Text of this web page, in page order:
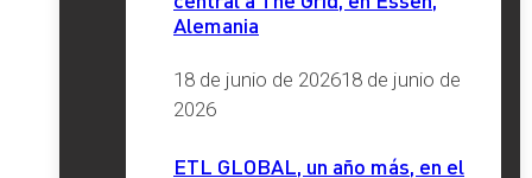
Alemania
18 de junio de 202618 de junio de
2026
ETL GLOBAL, un año más, en el